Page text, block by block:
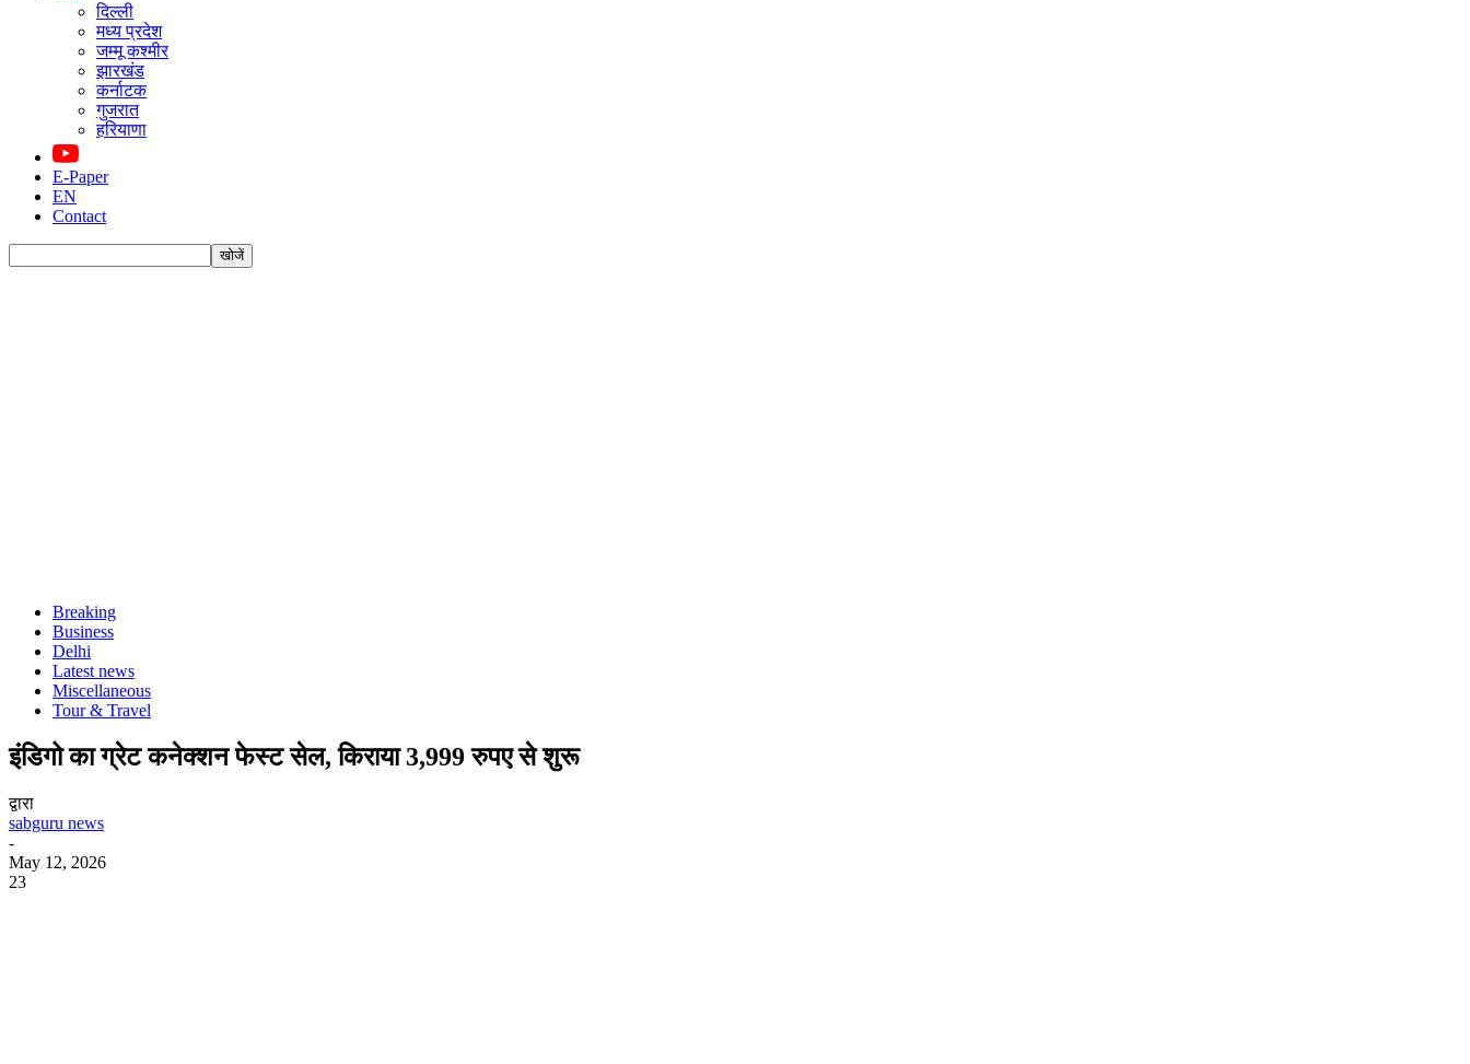
दिल्ली
मध्य प्रदेश
जम्मू कश्मीर
झारखंड
कर्नाटक
गुजरात
हरियाणा
E-Paper
EN
Contact
Breaking
Business
Delhi
Latest news
Miscellaneous
Tour & Travel
इंडिगो का ग्रेट कनेक्शन फेस्ट सेल, किराया 3,999 रुपए से शुरू
द्वारा
sabguru news
-
May 12, 2026
23